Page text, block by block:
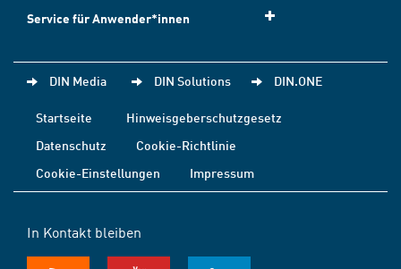
Service für Anwender*innen
DIN Media DIN Solutions DIN.ONE
Startseite
Hinweisgeberschutzgesetz
Datenschutz
Cookie-Richtlinie
Cookie-Einstellungen
Impressum
In Kontakt bleiben